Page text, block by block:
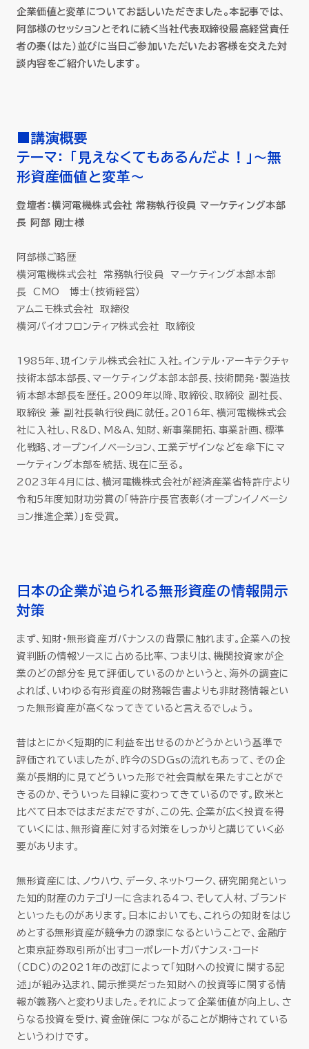
資料ダウンロード
企業価値と変革についてお話しいただきました。本記事では、
阿部様のセッションとそれに続く当社代表取締役最高経営責任
者の秦（はた）並びに当日ご参加いただいたお客様を交えた対
談内容をご紹介いたします。
■講演概要
テーマ： 「見えなくてもあるんだよ！」～無
形資産価値と変革～
登壇者：横河電機株式会社 常務執行役員 マーケティング本部
長 阿部 剛士様
阿部様ご略歴
横河電機株式会社 常務執行役員 マーケティング本部本部
長 CMO 博士（技術経営）
アムニモ株式会社 取締役
横河バイオフロンティア株式会社 取締役
1985年、現インテル株式会社に入社。インテル・アーキテクチャ
技術本部本部長、マーケティング本部本部長、技術開発・製造技
術本部本部長を歴任。2009年以降、取締役、取締役 副社長、
取締役 兼 副社長執行役員に就任。2016年、横河電機株式会
社に入社し、R&D、M&A、知財、新事業開拓、事業計画、標準
化戦略、オープンイノベーション、工業デザインなどを傘下にマ
ーケティング本部を統括、現在に至る。
2023年4月には、横河電機株式会社が経済産業省特許庁より
令和5年度知財功労賞の「特許庁長官表彰（オープンイノベーシ
ョン推進企業）」を受賞。
日本の企業が迫られる無形資産の情報開示
対策
まず、知財・無形資産ガバナンスの背景に触れます。企業への投
資判断の情報ソースに占める比率、つまりは、機関投資家が企
業のどの部分を見て評価しているのかというと、海外の調査に
よれば、いわゆる有形資産の財務報告書よりも非財務情報とい
った無形資産が高くなってきていると言えるでしょう。
昔はとにかく短期的に利益を出せるのかどうかという基準で
評価されていましたが、昨今のSDGsの流れもあって、その企
業が長期的に見てどういった形で社会貢献を果たすことがで
きるのか、そういった目線に変わってきているのです。欧米と
比べて日本ではまだまだですが、この先、企業が広く投資を得
ていくには、無形資産に対する対策をしっかりと講じていく必
要があります。
無形資産には、ノウハウ、データ、ネットワーク、研究開発といっ
た知的財産のカテゴリーに含まれる4つ、そして人材、ブランド
といったものがあります。日本においても、これらの知財をはじ
めとする無形資産が競争力の源泉になるということで、金融庁
と東京証券取引所が出すコーポレートガバナンス・コード
（CDC）の2021年の改訂によって「知財への投資に関する記
述」が組み込まれ、開示推奨だった知財への投資等に関する情
報が義務へと変わりました。それによって企業価値が向上し、さ
らなる投資を受け、資金確保につながることが期待されている
というわけです。